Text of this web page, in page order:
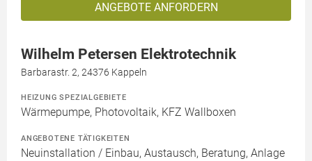
ANGEBOTE ANFORDERN
Wilhelm Petersen Elektrotechnik
Barbarastr. 2, 24376 Kappeln
HEIZUNG SPEZIALGEBIETE
Wärmepumpe, Photovoltaik, KFZ Wallboxen
ANGEBOTENE TÄTIGKEITEN
Neuinstallation / Einbau, Austausch, Beratung, Anlage